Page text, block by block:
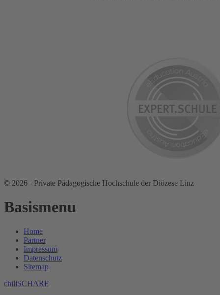
© 2026 - Private Pädagogische Hochschule der Diözese Linz
Basismenu
Home
Partner
Impressum
Datenschutz
Sitemap
chiliSCHARF